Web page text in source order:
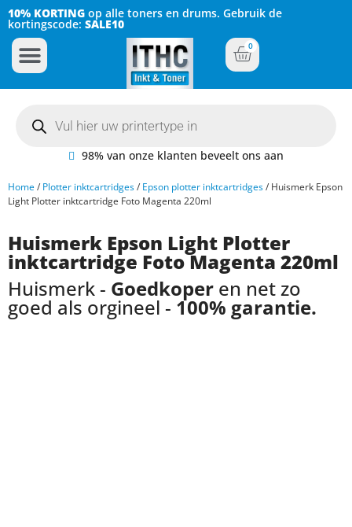
10% KORTING op alle toners en drums. Gebruik de
kortingscode: SALE10
0
98% van onze klanten beveelt ons aan
Home/ Plotter inktcartridges/ Epson plotter inktcartridges/ Huismerk Epson
Light Plotter inktcartridge Foto Magenta 220ml
Huismerk Epson Light Plotter
inktcartridge Foto Magenta 220ml
Huismerk - Goedkoper en net zo
goed als orgineel - 100% garantie.